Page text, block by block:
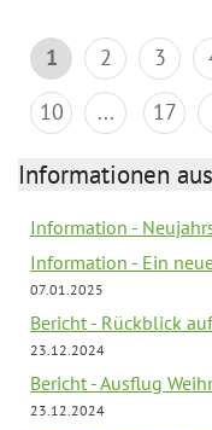
1 2 3
10
... 17
Informationen
Information -
Information - Ein
07.01.2025
Bericht - Rückblick
23.12.2024
Bericht - Ausflug
23.12.2024